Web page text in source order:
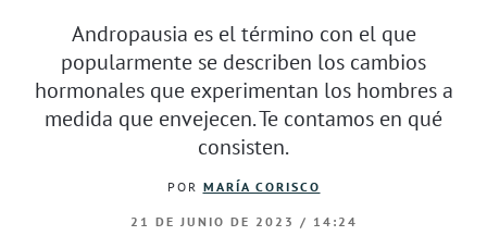
Andropausia es el término con el que
popularmente se describen los cambios
hormonales que experimentan los hombres a
medida que envejecen. Te contamos en qué
consisten.
POR MARÍA CORISCO
21 DE JUNIO DE 2023 / 14:24